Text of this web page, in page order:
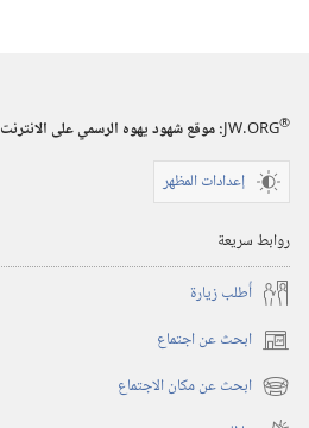
JW.ORG®
:‏ موقع شهود يهوه الرسمي على الانترنت
إعدادات المظهر
روابط سريعة
أُطلب زيارة
ابحث عن اجتماع (يفتح
نافذة ابحث عن مكان الاجتماع (يفتح